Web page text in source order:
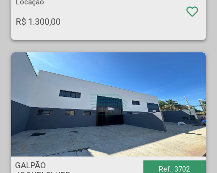
R$ 1.300,00
GALPÃO - JOQUEI CLUBE - Ribeirão Preto
GALPÃO
Ref.: 3702